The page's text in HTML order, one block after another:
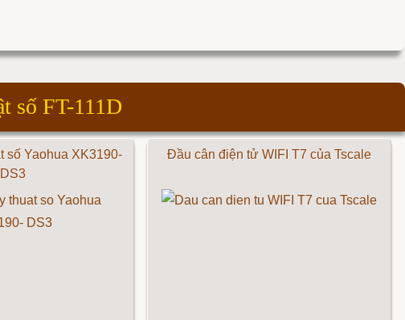
số FT-111D
số Yaohua XK3190-
DS3
Đầu cân điện tử WIFI T7 của Tscale